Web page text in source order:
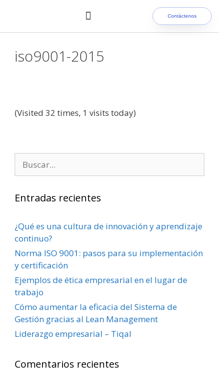
Contáctenos
iso9001-2015
(Visited 32 times, 1 visits today)
Entradas recientes
¿Qué es una cultura de innovación y aprendizaje
continuo?
Norma ISO 9001: pasos para su implementación
y certificación
Ejemplos de ética empresarial en el lugar de
trabajo
Cómo aumentar la eficacia del Sistema de
Gestión gracias al Lean Management
Liderazgo empresarial – Tiqal
Comentarios recientes